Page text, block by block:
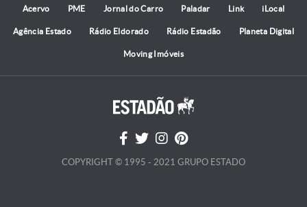
Acervo PME Jornal do Carro Paladar Link iLocal
Agência Estado Rádio Eldorado Rádio Estadão Planeta Digital
Moving Imóveis
COPYRIGHT © 1995 - 2021 GRUPO ESTADO